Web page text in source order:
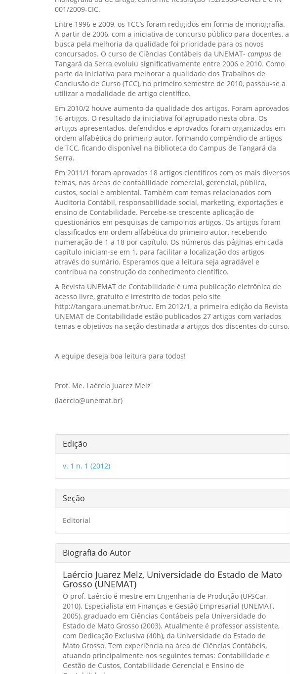
001/2009-CIC.
Entre 1996 e 2009, os TCC’s foram redigidos em forma de monografia.
A partir de 2006, com a iniciativa de concurso público para docentes, a
busca pela melhoria da qualidade foi prioridade para os novos
concursados. O curso de Ciências Contábeis da UNEMAT-campus de
Tangará da Serra evoluiu significativamente entre 2006 e 2010. Como
parte da iniciativa para melhorar a qualidade dos Trabalhos de
Conclusão de Curso (TCC), no primeiro semestre de 2010, passou-se a
utilizar a modalidade de artigo científico.
Em 2010/2 houve aumento da qualidade dos artigos. Foram aprovados
16 artigos. O resultado da iniciativa foi agrupado nesta obra. Os
artigos apresentados, defendidos e aprovados foram organizados em
ordem alfabética do primeiro autor, formando compêndio de artigos
de TCC, ficando disponível na Biblioteca do Campus de Tangará da
Serra.
Em 2011/1 foram aprovados 18 artigos científicos com os mais diversos
temas, nas áreas de contabilidade comercial, gerencial, pública,
custos, social e ambiental. Também com temas relacionados com
Auditoria Contábil, responsabilidade social, marketing, exportações e
ensino de Contabilidade. Percebe-se crescente aplicação de
questionários em pesquisas de campo nos artigos. Os artigos foram
classificados em ordem alfabética do primeiro autor, recebendo
numeração de 1 a 18 por capítulo. Os números das páginas em cada
capítulo iniciam-se em 1, para facilitar a localização dos artigos
através do sumário. Esperamos que a leitura seja agradável e
contribua na construção do conhecimento científico.
A Revista UNEMAT de Contabilidade é uma publicação eletrônica de
acesso livre, gratuito e irrestrito de todos pelo site
http://tangara.unemat.br/ruc. Em 2012/1, a primeira edição da Revista
UNEMAT de Contabilidade estão publicados 27 artigos com variados
temas e objetivos na seção destinada a artigos dos discentes do curso.
A equipe deseja boa leitura para todos!
Prof. Me. Laércio Juarez Melz
(laercio@unemat.br)
Detalhes
do
artigo
Edição
v. 1 n. 1 (2012)
Seção
Editorial
Biografia do Autor
Laércio Juarez Melz, Universidade do Estado de Mato
Grosso (UNEMAT)
O prof. Laércio é mestre em Engenharia de Produção (UFSCar,
2010). Especialista em Finanças e Gestão Empresarial (UNEMAT,
2005), graduado em Ciências Contábeis pela Universidade do
Estado de Mato Grosso (2003). Atualmente é professor assistente,
com Dedicação Exclusiva (40h), da Universidade do Estado de
Mato Grosso. Tem experiência na área de Ciências Contábeis,
atuando principalmente nos seguintes temas: Contabilidade e
Gestão de Custos, Contabilidade Gerencial e Ensino de